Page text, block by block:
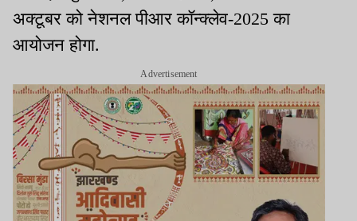
अक्टूबर को नेशनल पीआर कॉन्क्लेव-2025 का
आयोजन होगा.
Advertisement